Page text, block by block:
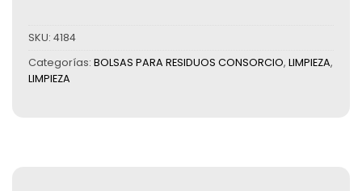
SKU: 4184
Categorías: BOLSAS PARA RESIDUOS CONSORCIO, LIMPIEZA,
LIMPIEZA